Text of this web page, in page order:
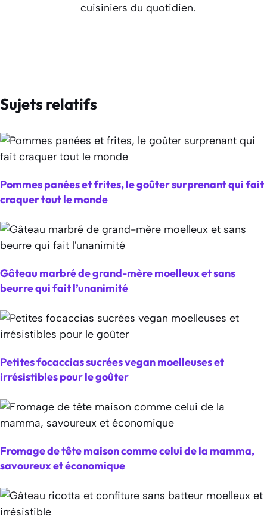
cuisiniers du quotidien.
Sujets relatifs
Pommes panées et frites, le goûter surprenant qui fait
craquer tout le monde
Gâteau marbré de grand-mère moelleux et sans
beurre qui fait l’unanimité
Petites focaccias sucrées vegan moelleuses et
irrésistibles pour le goûter
Fromage de tête maison comme celui de la mamma,
savoureux et économique